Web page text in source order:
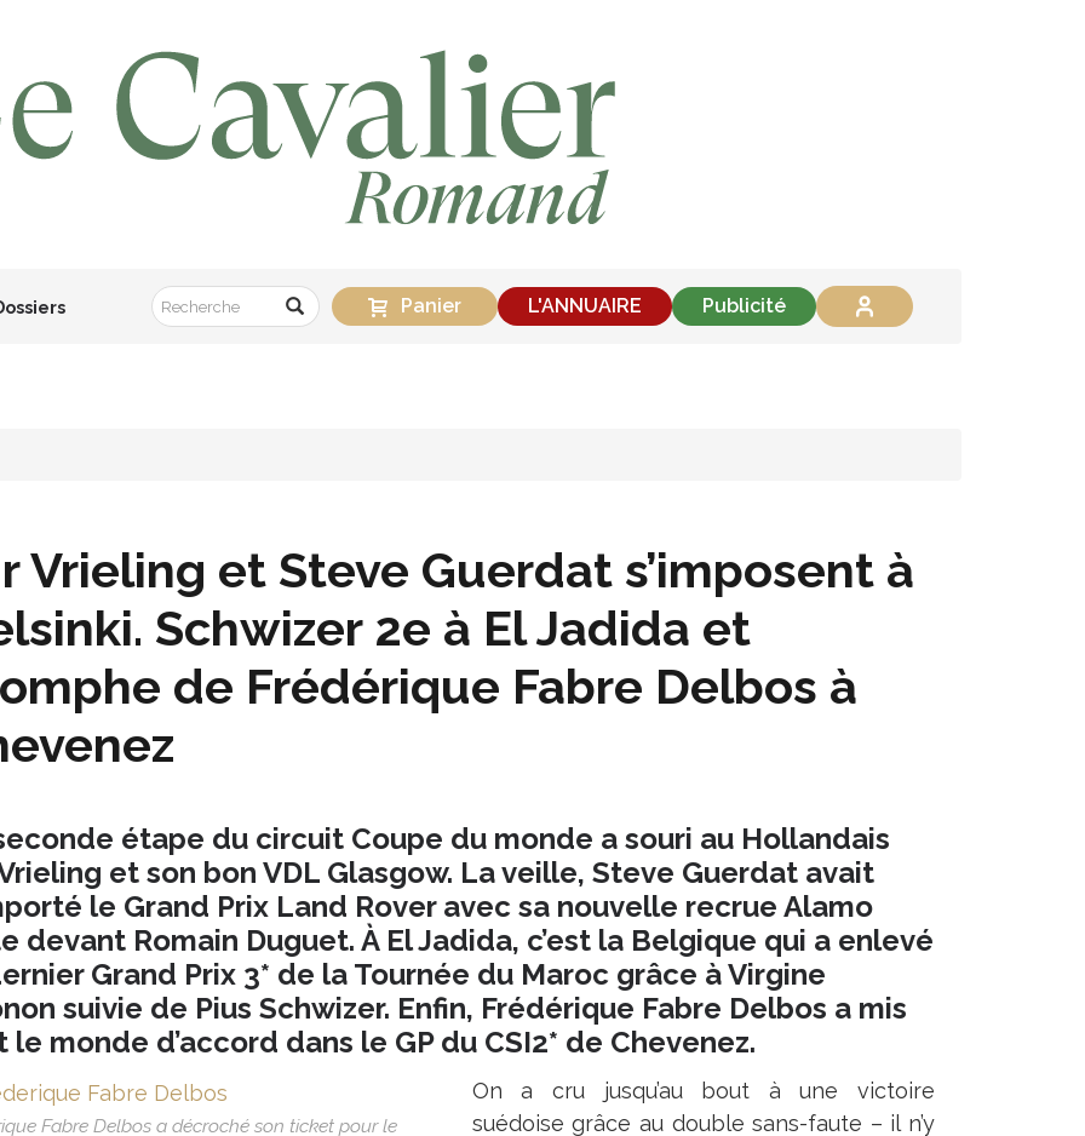
Panier L'ANNUAIRE Publicité
Vrieling et Steve Guerdat s’imposent à
Schwizer 2e à El Jadida et
de Frédérique Fabre Delbos à
étape du circuit Coupe du monde a souri au Hollandais
et son bon VDL Glasgow. La veille, Steve Guerdat avait
le Grand Prix Land Rover avec sa nouvelle recrue Alamo
devant Romain Duguet. À El Jadida, c’est la Belgique qui a enlevé
Grand Prix 3* de la Tournée du Maroc grâce à Virgine
suivie de Pius Schwizer. Enfin, Frédérique Fabre Delbos a mis
le monde d’accord dans le GP du CSI2* de Chevenez.
Fabre Delbos a décroché son ticket pour le
On a cru jusqu’au bout à une victoire
suédoise grâce au double sans-faute – il n’y